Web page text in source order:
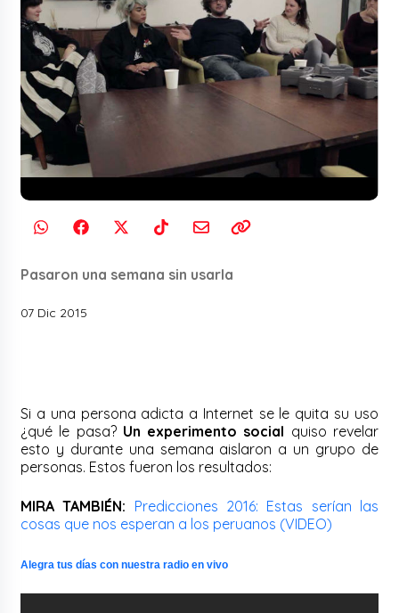
Pasaron una semana sin usarla
07 Dic 2015
Si a una persona adicta a Internet se le quita su uso
¿qué le pasa? Un experimento social quiso revelar
esto y durante una semana aislaron a un grupo de
personas. Estos fueron los resultados:
MIRA TAMBIÉN: Predicciones 2016: Estas serían las
cosas que nos esperan a los peruanos (VIDEO)
Alegra tus días con nuestra radio en vivo